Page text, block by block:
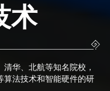
术
华、北航等知名院校，
算法技术和智能硬件的研